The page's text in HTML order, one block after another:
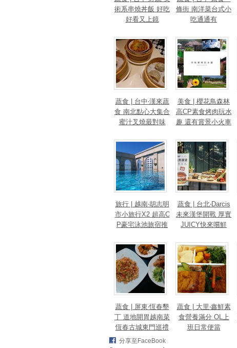
術系串燒丼飯 好吃
好看又上鏡
條街 南洋菜台式小
吃通通有
蔬食 | 台中‧漢來蔬
食 南北點心大集合
蜜汁叉燒最對味
美食 | 櫻花鳥森林
高CP素食烤肉玩水
趣 還有賞景小火車
旅行 | 越南‧胡志明
市小旅行X2 超高C
P豪宅泳池旅宿推
蔬食 | 台北‧Darcis
未來漢堡開戰 厚實
JUICY快來嚐鮮
蔬食 | 屏東‧恆春墾
丁 道地開胃越南菜
恆春古城東門巡禮
蔬食 | 大里‧鑫鮮素
食營養滿分 OL上
班日常便當
分享至FaceBook